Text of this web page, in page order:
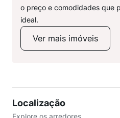
o preço e comodidades que
ideal.
Ver mais imóveis
Localização
Explore os arredores